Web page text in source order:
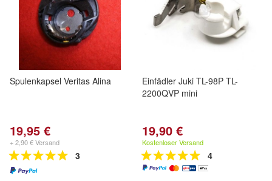
Spulenkapsel Veritas Alina
19,95 €
+ 2,90 € Versand
3
Einfädler Juki TL-98P TL-
2200QVP mini
19,90 €
Kostenloser Versand
4